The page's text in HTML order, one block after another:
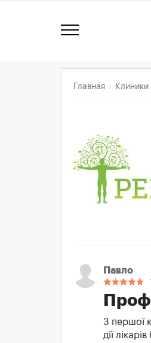
Главная Клиники
Павло
З першої
дії